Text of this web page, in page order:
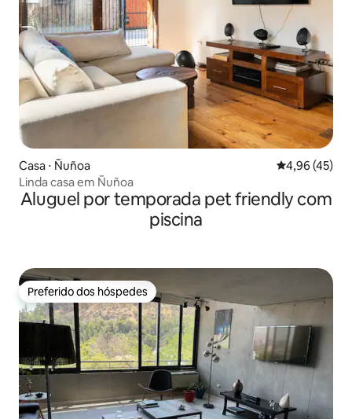
Casa ⋅ Ñuñoa 4,96 de uma
4,96 (45)
Linda casa em Ñuñoa
Aluguel por temporada pet friendly com
piscina
Preferido dos hóspedes
Preferido dos hóspedes